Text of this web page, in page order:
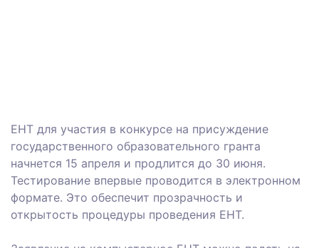
ЕНТ для участия в конкурсе на присуждение
государственного образовательного гранта
начнется 15 апреля и продлится до 30 июня.
Тестирование впервые проводится в электронном
формате. Это обеспечит прозрачность и
открытость процедуры проведения ЕНТ.